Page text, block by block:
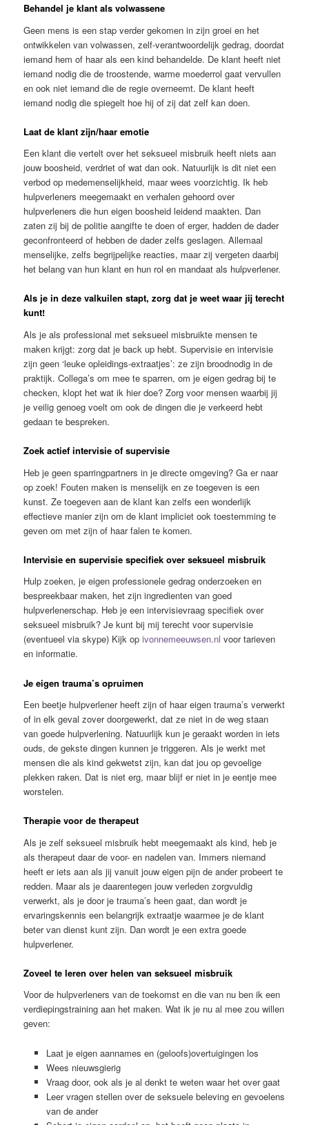
Behandel je klant als volwassene
Geen mens is een stap verder gekomen in zijn groei en het
ontwikkelen van volwassen, zelf-verantwoordelijk gedrag, doordat
iemand hem of haar als een kind behandelde. De klant heeft niet
iemand nodig die de troostende, warme moederrol gaat vervullen
en ook niet iemand die de regie overneemt. De klant heeft
iemand nodig die spiegelt hoe hij of zij dat zelf kan doen.
Laat de klant zijn/haar emotie
Een klant die vertelt over het seksueel misbruik heeft niets aan
jouw boosheid, verdriet of wat dan ook. Natuurlijk is dit niet een
verbod op medemenselijkheid, maar wees voorzichtig. Ik heb
hulpverleners meegemaakt en verhalen gehoord over
hulpverleners die hun eigen boosheid leidend maakten. Dan
zaten zij bij de politie aangifte te doen of erger, hadden de dader
geconfronteerd of hebben de dader zelfs geslagen. Allemaal
menselijke, zelfs begrijpelijke reacties, maar zij vergeten daarbij
het belang van hun klant en hun rol en mandaat als hulpverlener.
Als je in deze valkuilen stapt, zorg dat je weet waar jij terecht
kunt!
Als je als professional met seksueel misbruikte mensen te
maken krijgt: zorg dat je back up hebt. Supervisie en intervisie
zijn geen ‘leuke opleidings-extraatjes’: ze zijn broodnodig in de
praktijk. Collega’s om mee te sparren, om je eigen gedrag bij te
checken, klopt het wat ik hier doe? Zorg voor mensen waarbij jij
je veilig genoeg voelt om ook de dingen die je verkeerd hebt
gedaan te bespreken.
Zoek actief intervisie of supervisie
Heb je geen sparringpartners in je directe omgeving? Ga er naar
op zoek! Fouten maken is menselijk en ze toegeven is een
kunst. Ze toegeven aan de klant kan zelfs een wonderlijk
effectieve manier zijn om de klant impliciet ook toestemming te
geven om met zijn of haar falen te komen.
Intervisie en supervisie specifiek over seksueel misbruik
Hulp zoeken, je eigen professionele gedrag onderzoeken en
bespreekbaar maken, het zijn ingredienten van goed
hulpverlenerschap. Heb je een intervisievraag specifiek over
seksueel misbruik? Je kunt bij mij terecht voor supervisie
(eventueel via skype) Kijk opivonnemeeuwsen.nl voor tarieven
en informatie.
Je eigen trauma’s opruimen
Een beetje hulpverlener heeft zijn of haar eigen trauma’s verwerkt
of in elk geval zover doorgewerkt, dat ze niet in de weg staan
van goede hulpverlening. Natuurlijk kun je geraakt worden in iets
ouds, de gekste dingen kunnen je triggeren. Als je werkt met
mensen die als kind gekwetst zijn, kan dat jou op gevoelige
plekken raken. Dat is niet erg, maar blijf er niet in je eentje mee
worstelen.
Therapie voor de therapeut
Als je zelf seksueel misbruik hebt meegemaakt als kind, heb je
als therapeut daar de voor- en nadelen van. Immers niemand
heeft er iets aan als jij vanuit jouw eigen pijn de ander probeert te
redden. Maar als je daarentegen jouw verleden zorgvuldig
verwerkt, als je door je trauma’s heen gaat, dan wordt je
ervaringskennis een belangrijk extraatje waarmee je de klant
beter van dienst kunt zijn. Dan wordt je een extra goede
hulpverlener.
Zoveel te leren over helen van seksueel misbruik
Voor de hulpverleners van de toekomst en die van nu ben ik een
verdiepingstraining aan het maken. Wat ik je nu al mee zou willen
geven:
Laat je eigen aannames en (geloofs)overtuigingen los
Wees nieuwsgierig
Vraag door, ook als je al denkt te weten waar het over gaat
Leer vragen stellen over de seksuele beleving en gevoelens
van de ander